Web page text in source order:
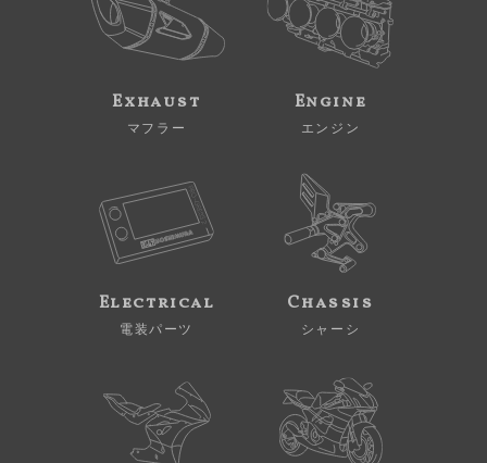
Exhaust
マフラー
Engine
エンジン
Electrical
電装パーツ
Chassis
シャーシ